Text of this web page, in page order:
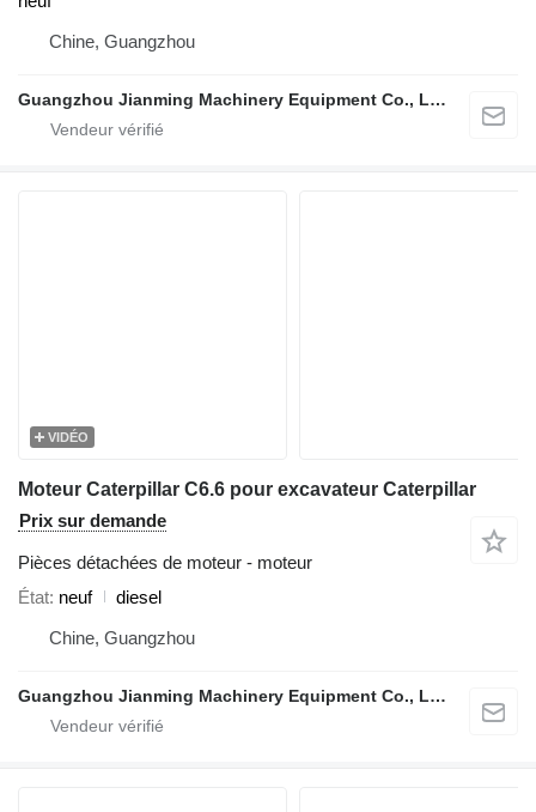
Chine, Guangzhou
Guangzhou Jianming Machinery Equipment Co., Ltd.
VIDÉO
Moteur Caterpillar C6.6 pour excavateur Caterpillar
Prix sur demande
Pièces détachées de moteur - moteur
État neuf
diesel
Chine, Guangzhou
Guangzhou Jianming Machinery Equipment Co., Ltd.